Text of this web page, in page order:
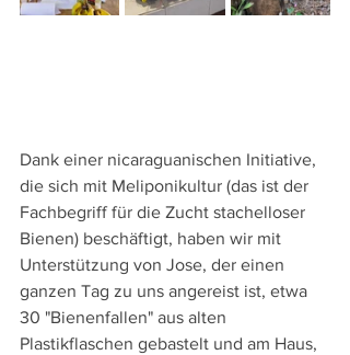
Dank einer nicaraguanischen Initiative,
die sich mit Meliponikultur (das ist der
Fachbegriff für die Zucht stachelloser
Bienen) beschäftigt, haben wir mit
Unterstützung von Jose, der einen
ganzen Tag zu uns angereist ist, etwa
30 "Bienenfallen" aus alten
Plastikflaschen gebastelt und am Haus,